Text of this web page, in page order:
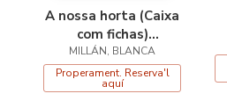
A nossa horta (Caixa
com fichas)
(Portugués)
MILLÁN, BLANCA
Properament. Reserva'l
aquí